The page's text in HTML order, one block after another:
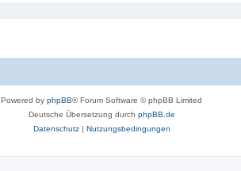
Powered by phpBB® Forum Software © phpBB Limited
Deutsche Übersetzung durch phpBB.de
Datenschutz| Nutzungsbedingungen